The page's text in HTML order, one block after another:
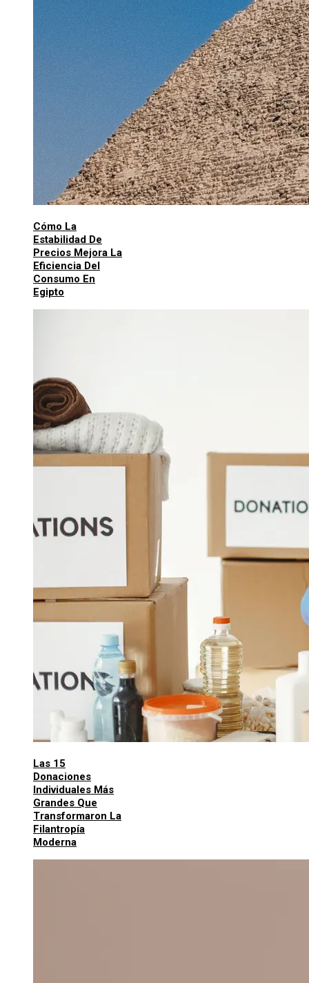
Cómo La
Estabilidad De
Precios Mejora La
Eficiencia Del
Consumo En
Egipto
Las 15
Donaciones
Individuales Más
Grandes Que
Transformaron La
Filantropía
Moderna